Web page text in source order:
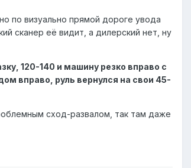
по визуально прямой дороге увода
сканер её видит, а дилерский нет, ну
120-140 и машину резко вправо с
вправо, руль вернулся на свои 45-
сход-развалом, так там даже